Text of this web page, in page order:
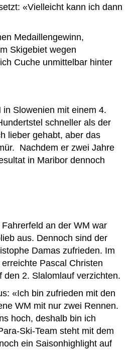
«Vielleicht kann ich dann
Medaillengewinn,
Skigebiet wegen
Cuche unmittelbar hinter
Slowenien mit einem 4.
schneller als der
lieber gehabt, aber das
Nachdem er zwei Jahre
in Maribor dennoch
an der WM war
aus. Dennoch sind der
Damas zufrieden. Im
Pascal Christen
2. Slalomlauf verzichten.
«Ich bin zufrieden mit den
WM mit nur zwei Rennen.
hoch, deshalb bin ich
Ski-Team steht mit dem
ein Saisonhighlight auf